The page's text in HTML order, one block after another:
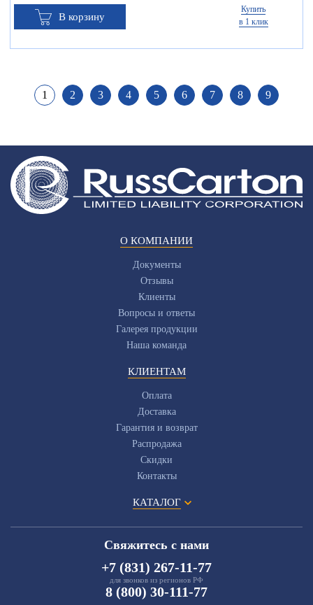
В корзину
Купить
в 1 клик
1 2 3 4 5 6 7 8 9
О КОМПАНИИ
Документы
Отзывы
Клиенты
Вопросы и ответы
Галерея продукции
Наша команда
КЛИЕНТАМ
Оплата
Доставка
Гарантия и возврат
Распродажа
Скидки
Контакты
КАТАЛОГ
Свяжитесь с нами
+7 (831) 267-11-77
для звонков из регионов РФ
8 (800) 30-111-77